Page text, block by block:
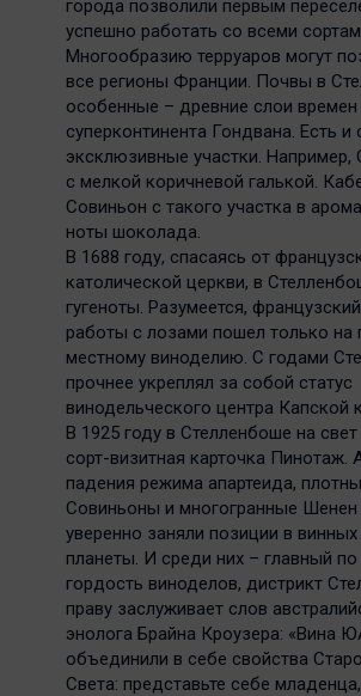
города позволили первым
успешно работать со всеми
Многообразию терруаров могут
все регионы Франции. Почвы в
особенные – древние слои времен
суперконтинента Гондвана. Есть и
эксклюзивные участки. Например,
с мелкой коричневой галькой.
Совиньон с такого участка в
ноты шоколада.
В 1688 году, спасаясь от
католической церкви, в
гугеноты. Разумеется,
работы с лозами пошел только на
местному виноделию. С годами
прочнее укреплял за собой статус
винодельческого центра Капской
В 1925 году в Стелленбоше на
сорт-визитная карточка Пинотаж.
падения режима апартеида,
Совиньоны и многогранные
уверенно заняли позиции в винных
планеты. И среди них – главный
гордость виноделов, дистрикт
праву заслуживает слов
энолога Брайна Кроузера: «Вина
объединили в себе свойства
Света: представьте себе младенца,